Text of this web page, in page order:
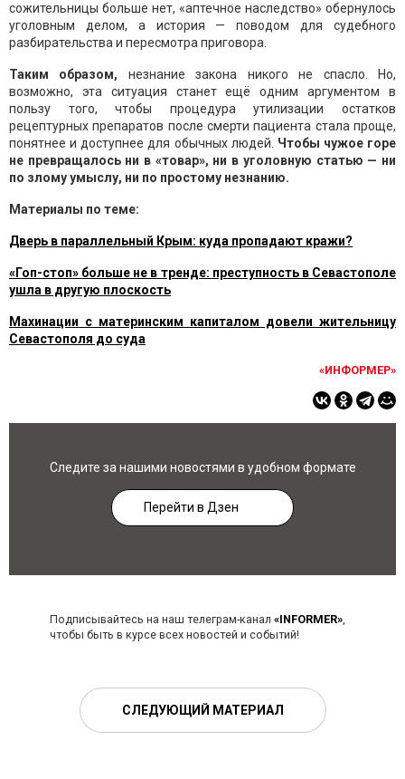
сожительницы больше нет, «аптечное наследство» обернулось
уголовным делом, а история — поводом для судебного
разбирательства и пересмотра приговора.
Таким образом, незнание закона никого не спасло. Но,
возможно, эта ситуация станет ещё одним аргументом в
пользу того, чтобы процедура утилизации остатков
рецептурных препаратов после смерти пациента стала проще,
понятнее и доступнее для обычных людей. Чтобы чужое горе
не превращалось ни в «товар», ни в уголовную статью — ни
по злому умыслу, ни по простому незнанию.
Материалы по теме:
Дверь в параллельный Крым: куда пропадают кражи?
«Гоп-стоп» больше не в тренде: преступность в Севастополе
ушла в другую плоскость
Махинации с материнским капиталом довели жительницу
Севастополя до суда
«ИНФОРМЕР»
Следите за нашими новостями в удобном формате
Перейти в Дзен
Подписывайтесь на наш телеграм-канал «INFORMER»,
чтобы быть в курсе всех новостей и событий!
СЛЕДУЮЩИЙ МАТЕРИАЛ